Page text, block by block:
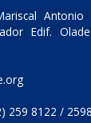
Edif.
259 8122 /